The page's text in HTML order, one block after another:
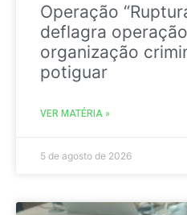
Operação
deflagra
organização
potiguar
VER MATÉRIA »
5 de agosto de 2026